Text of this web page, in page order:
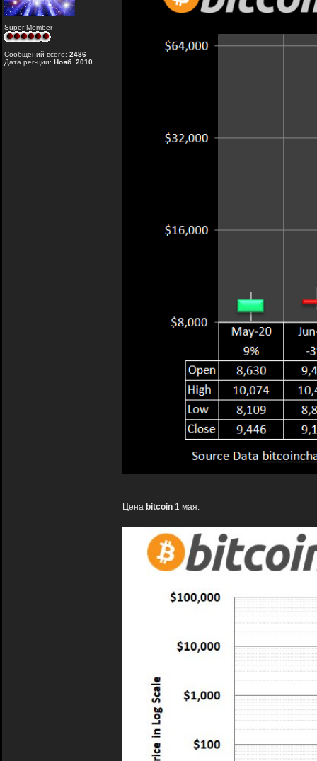
Super Member
Сообщений всего: 2486
Дата рег-ции: Нояб. 2010
Цена bitcoin 1 мая: